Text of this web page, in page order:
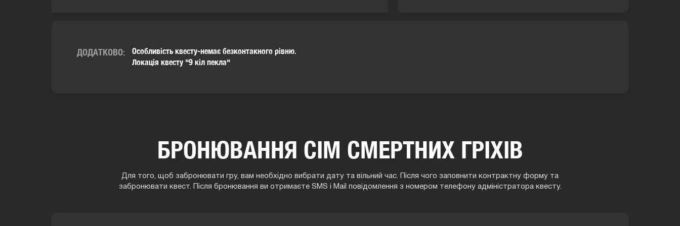
ДОДАТКОВО:
Особливість квесту-немає безконтакного рівню.
Локація квесту "9 кіл пекла"
БРОНЮВАННЯ СІМ СМЕРТНИХ ГРІХІВ
Для того, щоб забронювати гру, вам необхідно вибрати дату та вільний час. Після чого заповнити контрактну форму та
забронювати квест. Після бронювання ви отримаєте SMS і Mail повідомлення з номером телефону адміністратора квесту.